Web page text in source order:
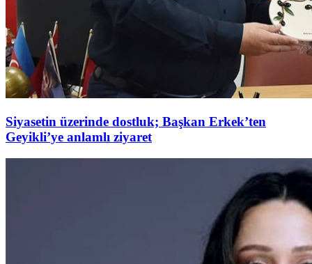
Siyasetin üzerinde dostluk; Başkan Erkek’ten
Geyikli’ye anlamlı ziyaret